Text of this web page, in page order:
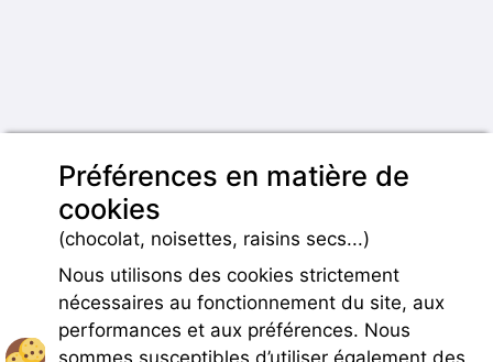
Préférences en matière de
cookies
(chocolat, noisettes, raisins secs...)
Nous utilisons des cookies strictement
nécessaires au fonctionnement du site, aux
performances et aux préférences. Nous
sommes susceptibles d’utiliser également des